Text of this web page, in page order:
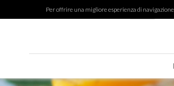
Per offrire una migliore esperienza di